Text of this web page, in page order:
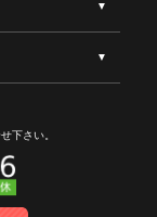
下さい。